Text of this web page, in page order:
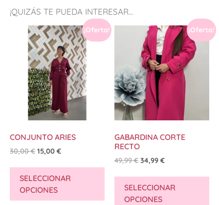
¡QUIZÁS TE PUEDA INTERESAR...
¡Oferta!
CONJUNTO ARIES
30,00€ 15,00 €
SELECCIONAR
OPCIONES
¡Oferta!
GABARDINA CORTE
RECTO
49,99€ 34,99 €
SELECCIONAR
OPCIONES